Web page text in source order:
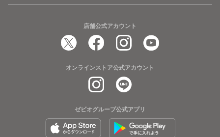
店舗公式アカウント
オンラインストア公式アカウント
ゼビオグループ公式アプリ